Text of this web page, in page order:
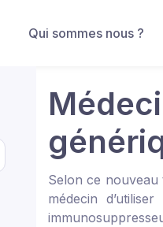
Qui sommes nous ?
Selon ce nouveau
médecin